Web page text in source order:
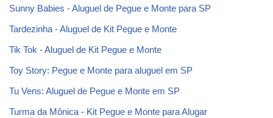
Sunny Babies - Aluguel de Pegue e Monte para SP
Tardezinha - Aluguel de Kit Pegue e Monte
Tik Tok - Aluguel de Kit Pegue e Monte
Toy Story: Pegue e Monte para aluguel em SP
Tu Vens: Aluguel de Pegue e Monte em SP
Turma da Mônica - Kit Pegue e Monte para Alugar